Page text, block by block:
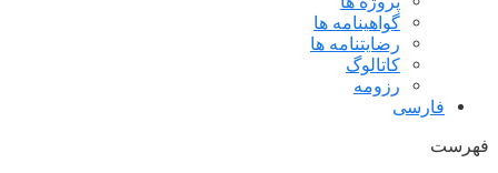
گواهینامه ها
رضایتنامه ها
کاتالوگ
رزومه
فارسی
فهرست